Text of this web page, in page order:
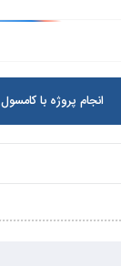
انجام پروژه با کامسول